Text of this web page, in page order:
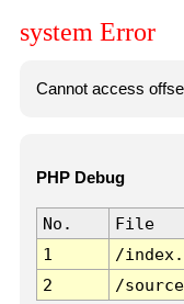
system Error
Cannot access
PHP Debug
No. File
1
/
2
/